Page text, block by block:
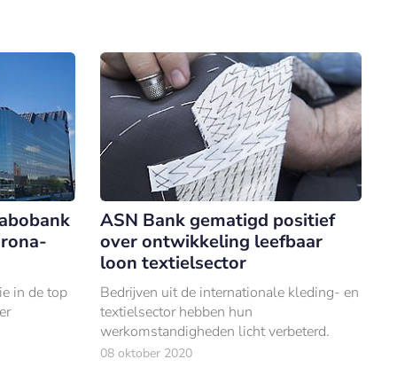
in de top
ASN Bank gematigd positief
over ontwikkeling leefbaar
loon textielsector
Bedrijven uit de internationale kleding- en
textielsector hebben hun
werkomstandigheden licht verbeterd.
08 oktober 2020